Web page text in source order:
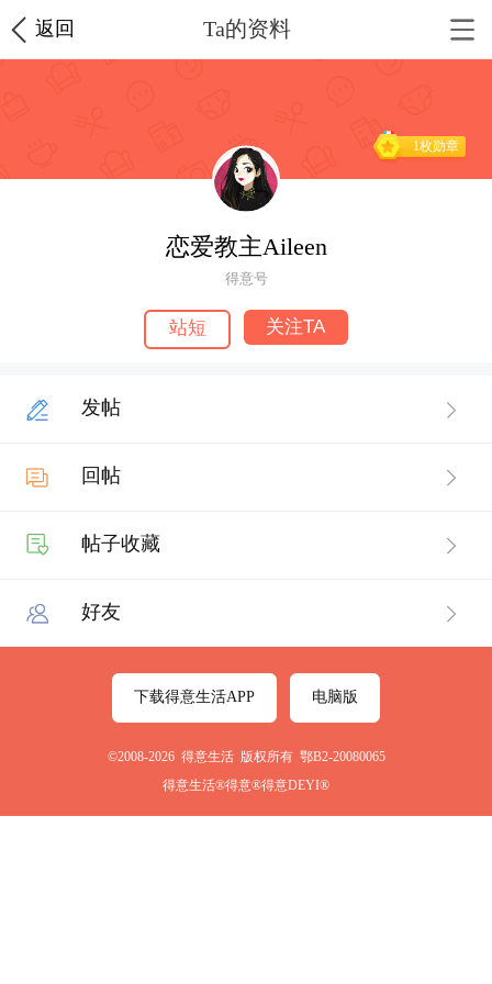
返回 Ta的资料
1枚勋章
恋爱教主Aileen
得意号
站短 关注TA
发帖
回帖
帖子收藏
好友
下载得意生活APP 电脑版
©2008-2026 得意生活 版权所有 鄂B2-20080065
得意生活®得意®得意DEYI®